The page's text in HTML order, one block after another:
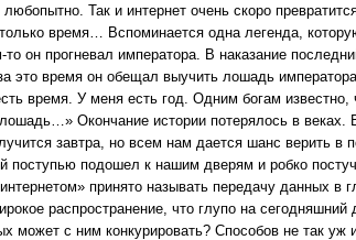
Так и интернет очень скоро
время… Вспоминается одна легенда,
он прогневал императора. В наказание
это время он обещал выучить лошадь
время. У меня есть год. Одним богам известно,
Окончание истории потерялось в веках.
завтра, но всем нам дается шанс верить в
поступью подошел к нашим дверям и робко
принято называть передачу данных в
распространение, что глупо на сегодняшний
может с ним конкурировать? Способов не так уж